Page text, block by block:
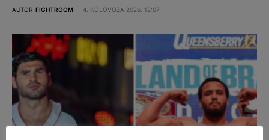
AUTOR FIGHTROOM 4. KOLOVOZA 2026. 12:07